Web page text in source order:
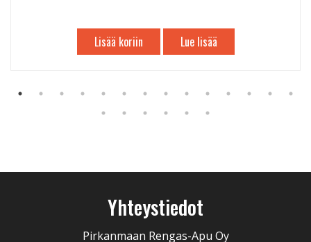
Lisää koriin Lue lisää
Yhteystiedot
Pirkanmaan Rengas-Apu Oy